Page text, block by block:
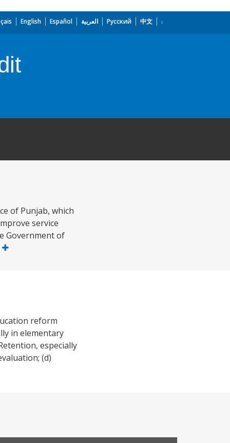
English Español العربية Русский 中文
of Punjab, which
service
Government of
reform
in elementary
especially
(d)